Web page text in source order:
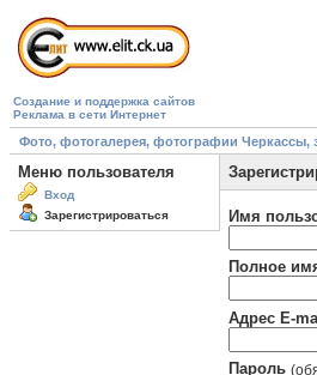
Создание и поддержка сайтов
Реклама в сети Интернет
Фото, фотогалерея, фотографии Черкассы,
Меню пользователя
Вход
Зарегистрироваться
Имя
Полное
Адрес E-
Пароль